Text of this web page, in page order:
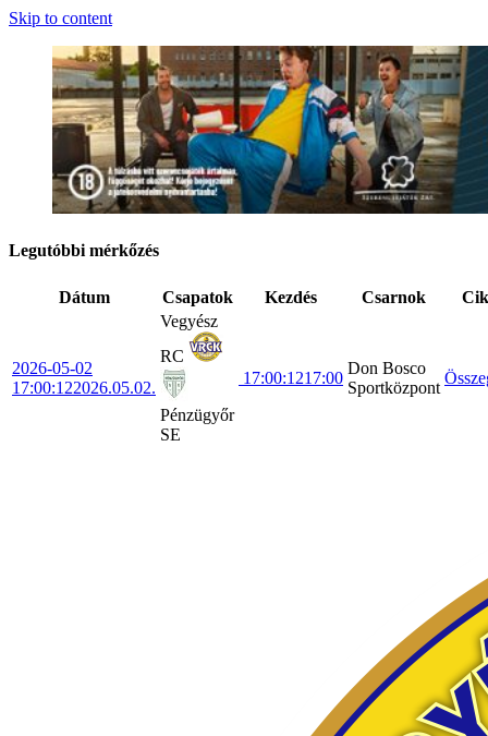
Skip to content
Legutóbbi mérkőzés
Dátum Csapatok Kezdés Csarnok
2026-05-02
17:00:122026.05.02.
Vegyész
RC
Pénzügyőr
SE
17:00:1217:00
Don Bosco
Sportközpont